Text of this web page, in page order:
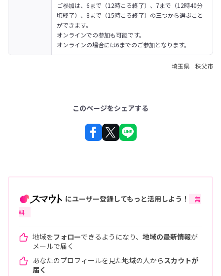
ご参加は、6まで（12時ころ終了）、7まで（12時40分
頃終了）、8まで（15時ころ終了）の三つから選ぶこと
ができます。
オンラインでの参加も可能です。
オンラインの場合には6までのご参加となります。
埼玉県 秩父市
このページをシェアする
にユーザー登録してもっと活用しよう！
無
料
地域をフォローできるようになり、 地域の最新情報が
メールで届く
あなたのプロフィールを見た地域の人から スカウトが
届く